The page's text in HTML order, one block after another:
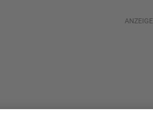
ANZEIGE